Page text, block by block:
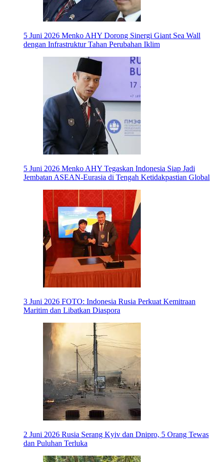
5 Juni 2026 Menko AHY Dorong Sinergi Giant Sea Wall
dengan Infrastruktur Tahan Perubahan Iklim
5 Juni 2026 Menko AHY Tegaskan Indonesia Siap Jadi
Jembatan ASEAN-Eurasia di Tengah Ketidakpastian Global
3 Juni 2026 FOTO: Indonesia Rusia Perkuat Kemitraan
Maritim dan Libatkan Diaspora
2 Juni 2026 Rusia Serang Kyiv dan Dnipro, 5 Orang Tewas
dan Puluhan Terluka